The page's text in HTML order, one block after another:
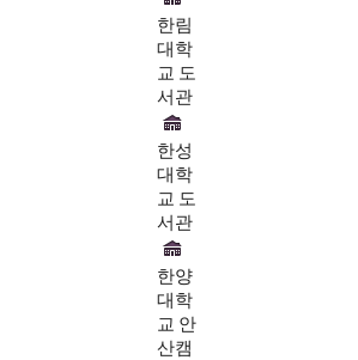
한림
대학
교 도
서관
한성
대학
교 도
서관
한양
대학
교 안
산캠